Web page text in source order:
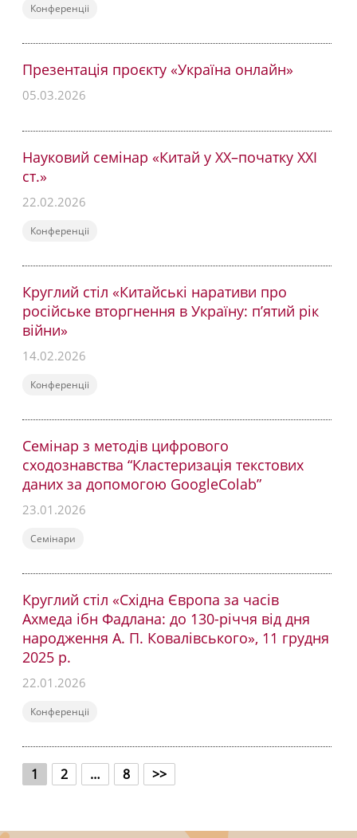
Конференціі
Презентація проєкту «Україна онлайн»
05.03.2026
Науковий семінар «Китай у ХХ–початку ХХІ
ст.»
22.02.2026
Конференціі
Круглий стіл «Китайські наративи про
російське вторгнення в Україну: п’ятий рік
війни»
14.02.2026
Конференціі
Семінар з методів цифрового
сходознавства “Кластеризація текстових
даних за допомогою GoogleColab”
23.01.2026
Семінари
Круглий стіл «Східна Європа за часів
Ахмеда ібн Фадлана: до 130-річчя від дня
народження А. П. Ковалівського», 11 грудня
2025 р.
22.01.2026
Конференціі
1 2 … 8 >>